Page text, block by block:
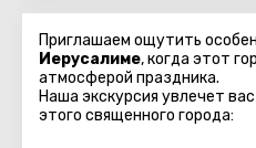
Приглашаем ощутить
Иерусалиме, когда этот
атмосферой праздника.
Наша экскурсия увлечет
этого священного города: